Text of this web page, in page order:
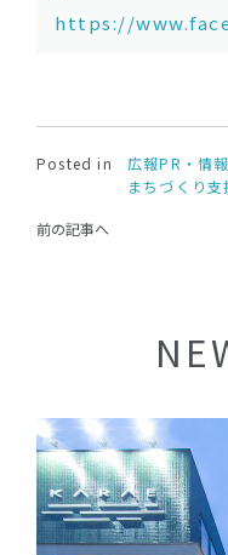
https://
Posted in
広報PR・情
まちづくり支
前の記事へ